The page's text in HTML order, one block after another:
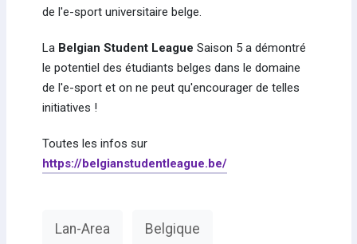
de l'e-sport universitaire belge.
La Belgian Student League Saison 5 a démontré
le potentiel des étudiants belges dans le domaine
de l'e-sport et on ne peut qu'encourager de telles
initiatives !
Toutes les infos sur
https://belgianstudentleague.be/
Lan-Area Belgique